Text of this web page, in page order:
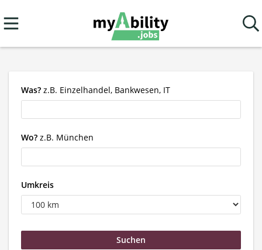
Was? z.B. Einzelhandel, Bankwesen, IT
Wo? z.B. München
Umkreis